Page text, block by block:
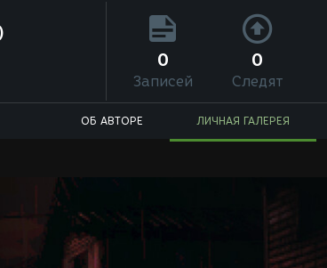
0
Записей
0
Следят
ОБ АВТОРЕ ЛИЧНАЯ ГАЛЕРЕЯ